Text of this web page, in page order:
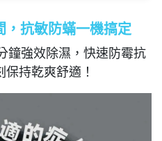
，抗敏防蟎一機搞定​
鐘強效除濕，快速防霉抗
持乾爽舒適！